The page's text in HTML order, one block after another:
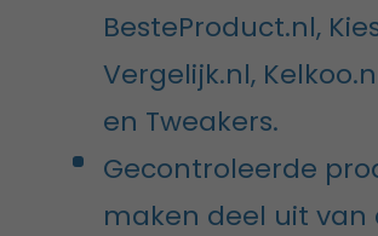
BesteProduct.nl,
Vergelijk.nl,
en Tweakers.
Gecontroleerde
maken deel uit van